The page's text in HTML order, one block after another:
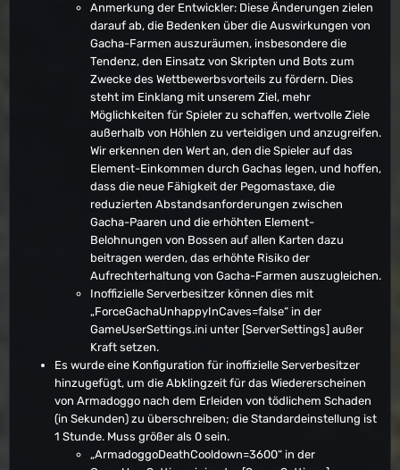
Anmerkung der Entwickler: Diese Änderungen zielen
darauf ab, die Bedenken über die Auswirkungen von
Gacha-Farmen auszuräumen, insbesondere die
Tendenz, den Einsatz von Skripten und Bots zum
Zwecke des Wettbewerbsvorteils zu fördern. Dies
steht im Einklang mit unserem Ziel, mehr
Möglichkeiten für Spieler zu schaffen, wertvolle Ziele
außerhalb von Höhlen zu verteidigen und anzugreifen.
Wir erkennen den Wert an, den die Spieler auf das
Element-Einkommen durch Gachas legen, und hoffen,
dass die neue Fähigkeit der Pegomastaxe, die
reduzierten Abstandsanforderungen zwischen
Gacha-Paaren und die erhöhten Element-
Belohnungen von Bossen auf allen Karten dazu
beitragen werden, das erhöhte Risiko der
Aufrechterhaltung von Gacha-Farmen auszugleichen.
Inoffizielle Serverbesitzer können dies mit
„ForceGachaUnhappyInCaves=false“ in der
GameUserSettings.ini unter [ServerSettings] außer
Kraft setzen.
Es wurde eine Konfiguration für inoffizielle Serverbesitzer
hinzugefügt, um die Abklingzeit für das Wiedererscheinen
von Armadoggo nach dem Erleiden von tödlichem Schaden
(in Sekunden) zu überschreiben; die Standardeinstellung ist
1 Stunde. Muss größer als 0 sein.
„ArmadoggoDeathCooldown=3600“ in der